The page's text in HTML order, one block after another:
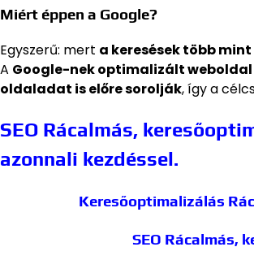
Miért éppen a Google?
Egyszerű: mert a keresések több
A Google-nek optimalizált weboldal
oldaladat is előre sorolják, így a
SEO Rácalmás,
azonnali kezdéssel.
Keresőoptimalizálás
SEO Rácalmás,